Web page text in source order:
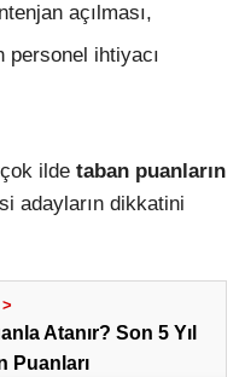
açılması,
personel ihtiyacı
ilde taban puanların
adayların dikkatini
Atanır? Son 5 Yıl
Puanları